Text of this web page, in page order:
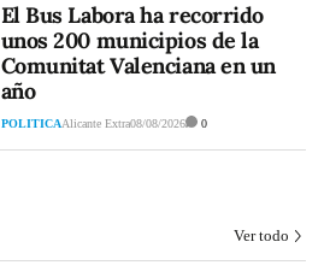
El Bus Labora ha recorrido
unos 200 municipios de la
Comunitat Valenciana en un
año
POLITICAAlicante Extra08/08/2026 0
Ver todo